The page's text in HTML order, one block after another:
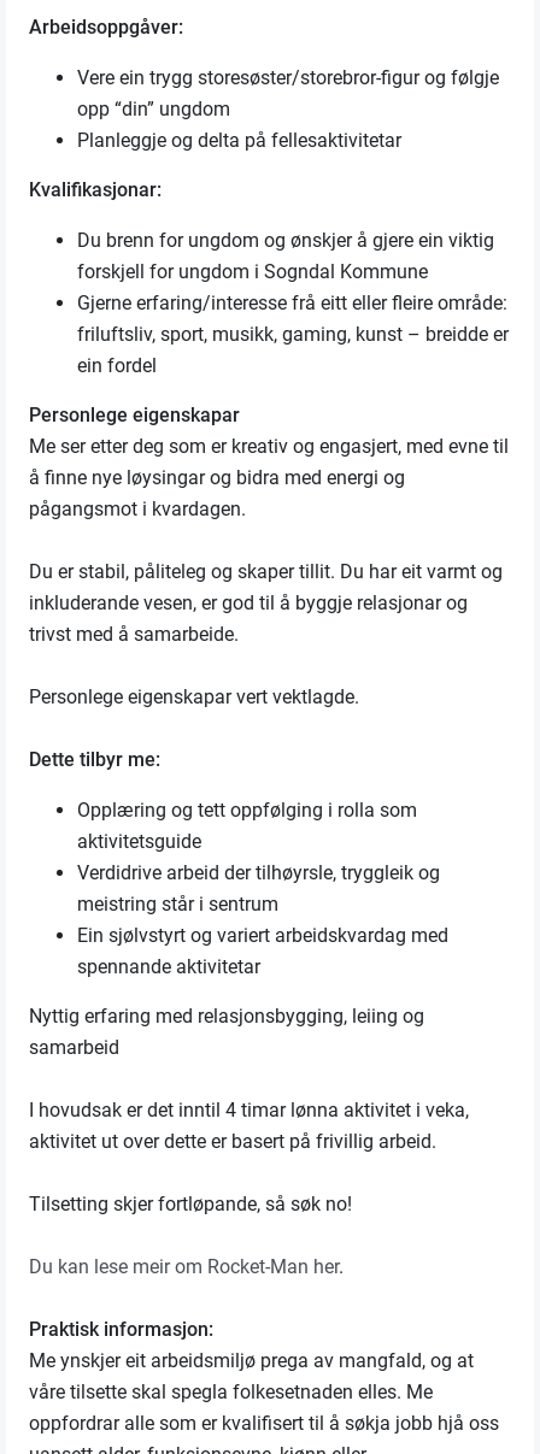
Arbeidsoppgåver:
Vere ein trygg storesøster/storebror-figur og følgje
opp “din” ungdom
Planleggje og delta på fellesaktivitetar
Kvalifikasjonar:
Du brenn for ungdom og ønskjer å gjere ein viktig
forskjell for ungdom i Sogndal Kommune
Gjerne erfaring/interesse frå eitt eller fleire område:
friluftsliv, sport, musikk, gaming, kunst – breidde er
ein fordel
Personlege eigenskapar
Me ser etter deg som er kreativ og engasjert, med evne til
å finne nye løysingar og bidra med energi og
pågangsmot i kvardagen.
Du er stabil, påliteleg og skaper tillit. Du har eit varmt og
inkluderande vesen, er god til å byggje relasjonar og
trivst med å samarbeide.
Personlege eigenskapar vert vektlagde.
Dette tilbyr me:
Opplæring og tett oppfølging i rolla som
aktivitetsguide
Verdidrive arbeid der tilhøyrsle, tryggleik og
meistring står i sentrum
Ein sjølvstyrt og variert arbeidskvardag med
spennande aktivitetar
Nyttig erfaring med relasjonsbygging, leiing og
samarbeid
I hovudsak er det inntil 4 timar lønna aktivitet i veka,
aktivitet ut over dette er basert på frivillig arbeid.
Tilsetting skjer fortløpande, så søk no!
Du kan lese meir om Rocket-Man her.
Praktisk informasjon:
Me ynskjer eit arbeidsmiljø prega av mangfald, og at
våre tilsette skal spegla folkesetnaden elles. Me
oppfordrar alle som er kvalifisert til å søkja jobb hjå oss